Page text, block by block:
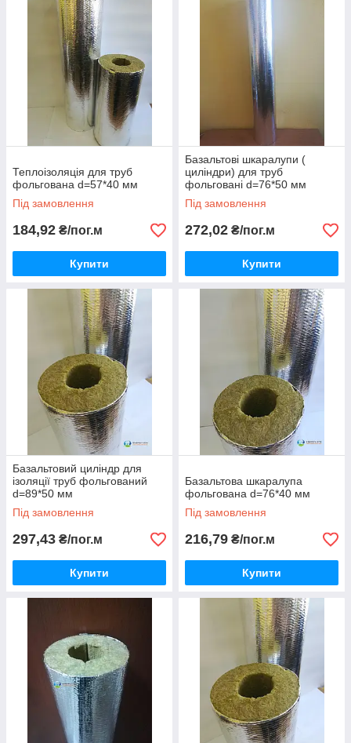
Теплоізоляція для труб
фольгована d=57*40 мм
Під замовлення
184,92 ₴/пог.м
Купити
Базальтові шкаралупи (
циліндри) для труб
фольговані d=76*50 мм
Під замовлення
272,02 ₴/пог.м
Купити
Базальтовий циліндр для
ізоляції труб фольгований
d=89*50 мм
Під замовлення
297,43 ₴/пог.м
Купити
Базальтова шкаралупа
фольгована d=76*40 мм
Під замовлення
216,79 ₴/пог.м
Купити